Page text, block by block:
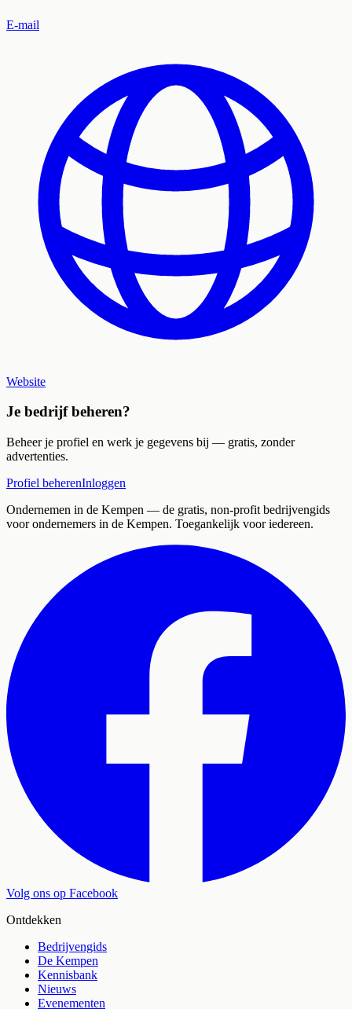
E-mail
Website
Je bedrijf beheren?
Beheer je profiel en werk je gegevens bij — gratis, zonder
advertenties.
Profiel beherenInloggen
Ondernemen in de Kempen — de gratis, non-profit bedrijvengids
voor ondernemers in de Kempen. Toegankelijk voor iedereen.
Volg ons op Facebook
Ontdekken
Bedrijvengids
De Kempen
Kennisbank
Nieuws
Evenementen